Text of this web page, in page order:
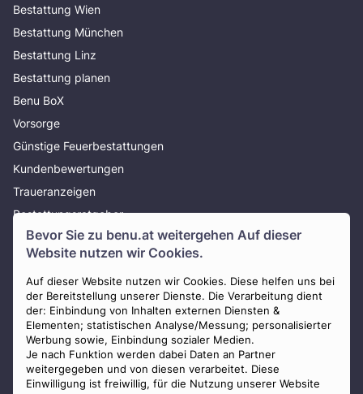
Bevor Sie zu benu.at weitergehen Auf dieser
Website nutzen wir Cookies.
Auf dieser Website nutzen wir Cookies. Diese helfen uns bei
der Bereitstellung unserer Dienste. Die Verarbeitung dient
der: Einbindung von Inhalten externen Diensten &
Elementen; statistischen Analyse/Messung; personalisierter
Werbung sowie, Einbindung sozialer Medien.
Je nach Funktion werden dabei Daten an Partner
weitergegeben und von diesen verarbeitet. Diese
Einwilligung ist freiwillig, für die Nutzung unserer Website
Bestattung Wien
Bestattung München
Bestattung Linz
Bestattung planen
Benu BoX
Vorsorge
Günstige Feuerbestattungen
Kundenbewertungen
Traueranzeigen
Bestattungsratgeber
Über uns
Presse
AGB
Impressum
Datenschutz
Widerrufsbelehrung
Zahlungsmöglichkeiten